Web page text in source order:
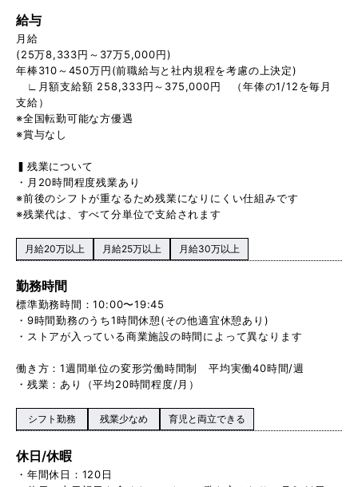
給与
月給
(25万8,333円～37万5,000円)
年棒310～450万円(前職給与と社内規程を考慮の上決定)
∟月額支給額 258,333円～375,000円 （年俸の1/12を毎月
支給）
※全国転勤可能な方優遇
※賞与なし
▍残業について
・月20時間程度残業あり
※前後のシフトが重なるため残業になりにくい仕組みです
※残業代は、すべて分単位で支給されます
月給20万以上 月給25万以上 月給30万以上
勤務時間
標準勤務時間：10:00〜19:45
・9時間勤務のうち1時間休憩(その他適宜休憩あり)
・ストアが入っている商業施設の時間によって異なります
働き方：1週間単位の変形労働時間制 平均実働40時間/週
・残業：あり（平均20時間程度/月）
シフト勤務 残業少なめ 育児と両立できる
休日/休暇
・年間休日：120日